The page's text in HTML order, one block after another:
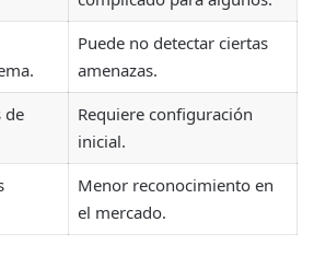
Puede no detectar ciertas
amenazas.
de
Requiere configuración
inicial.
Menor reconocimiento en
el mercado.